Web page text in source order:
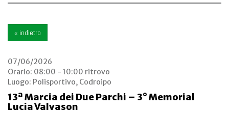
« indietro
07/06/2026
Orario: 08:00 - 10:00 ritrovo
Luogo: Polisportivo, Codroipo
13ª Marcia dei Due Parchi – 3° Memorial
Lucia Valvason